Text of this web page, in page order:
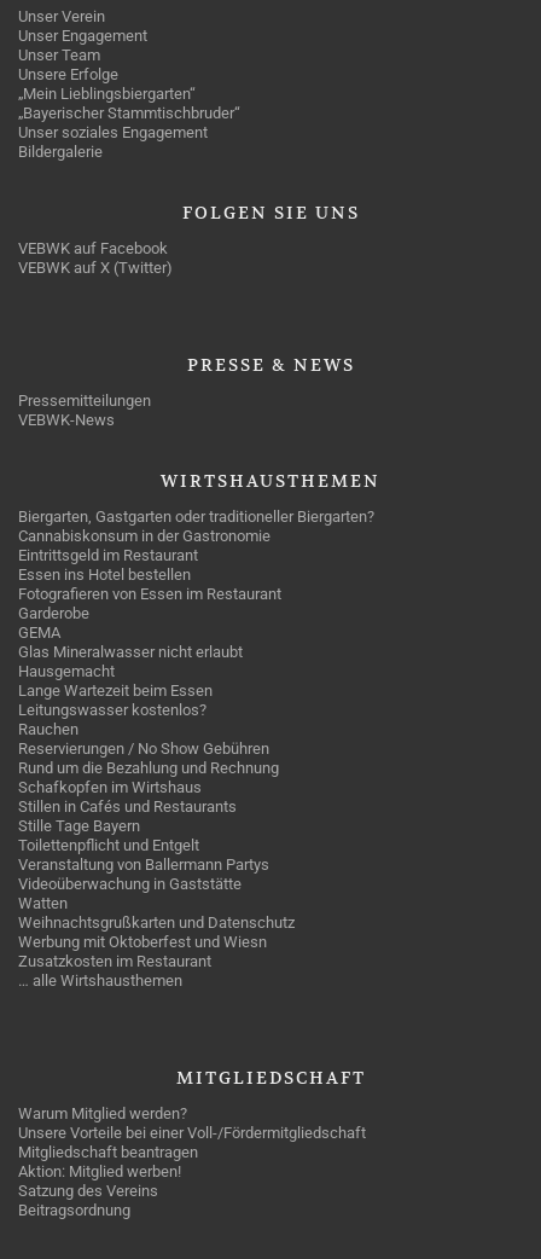
Unser Verein
Unser Engagement
Unser Team
Unsere Erfolge
„Mein Lieblingsbiergarten“
„Bayerischer Stammtischbruder“
Unser soziales Engagement
Bildergalerie
FOLGEN SIE UNS
VEBWK auf Facebook
VEBWK auf X (Twitter)
PRESSE & NEWS
Pressemitteilungen
VEBWK-News
WIRTSHAUSTHEMEN
Biergarten, Gastgarten oder traditioneller Biergarten?
Cannabiskonsum in der Gastronomie
Eintrittsgeld im Restaurant
Essen ins Hotel bestellen
Fotografieren von Essen im Restaurant
Garderobe
GEMA
Glas Mineralwasser nicht erlaubt
Hausgemacht
Lange Wartezeit beim Essen
Leitungswasser kostenlos?
Rauchen
Reservierungen / No Show Gebühren
Rund um die Bezahlung und Rechnung
Schafkopfen im Wirtshaus
Stillen in Cafés und Restaurants
Stille Tage Bayern
Toilettenpflicht und Entgelt
Veranstaltung von Ballermann Partys
Videoüberwachung in Gaststätte
Watten
Weihnachtsgrußkarten und Datenschutz
Werbung mit Oktoberfest und Wiesn
Zusatzkosten im Restaurant
… alle Wirtshausthemen
MITGLIEDSCHAFT
Warum Mitglied werden?
Unsere Vorteile bei einer Voll-/Fördermitgliedschaft
Mitgliedschaft beantragen
Aktion: Mitglied werben!
Satzung des Vereins
Beitragsordnung